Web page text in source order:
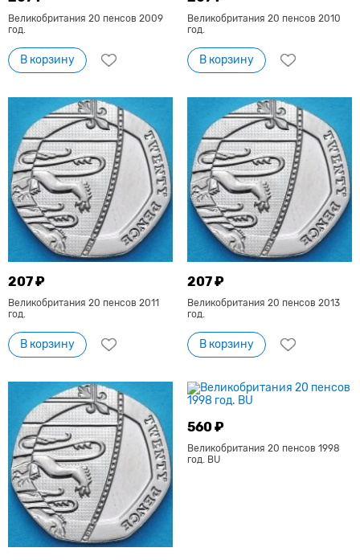
Великобритания 20 пенсов 2009
год.
В корзину
Великобритания 20 пенсов 2010
год.
В корзину
207 ₽
Великобритания 20 пенсов 2011
год.
В корзину
207 ₽
Великобритания 20 пенсов 2013
год.
В корзину
560 ₽
Великобритания 20 пенсов 1998
год. BU